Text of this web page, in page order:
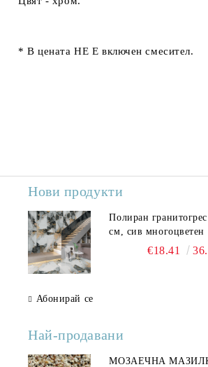
* В ценатаНЕ Е включен смесител.
Нови продукти
Полиран
см, сив многоцветен
€18.41
Абонирай се
Най-продавани
МОЗАЕЧНА